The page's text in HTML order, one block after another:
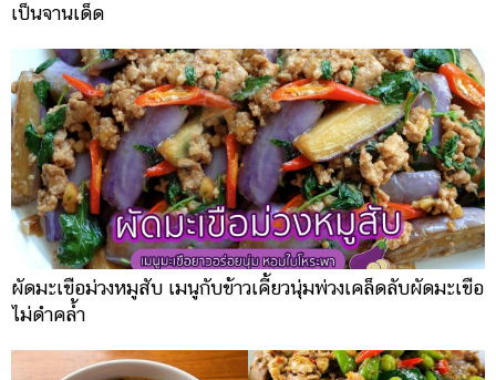
เป็นจานเด็ด
ผัดมะเขือม่วงหมูสับ เมนูกับข้าวเคี้ยวนุ่มพ่วงเคล็ดลับผัดมะเขือ
ไม่ดำคล้ำ